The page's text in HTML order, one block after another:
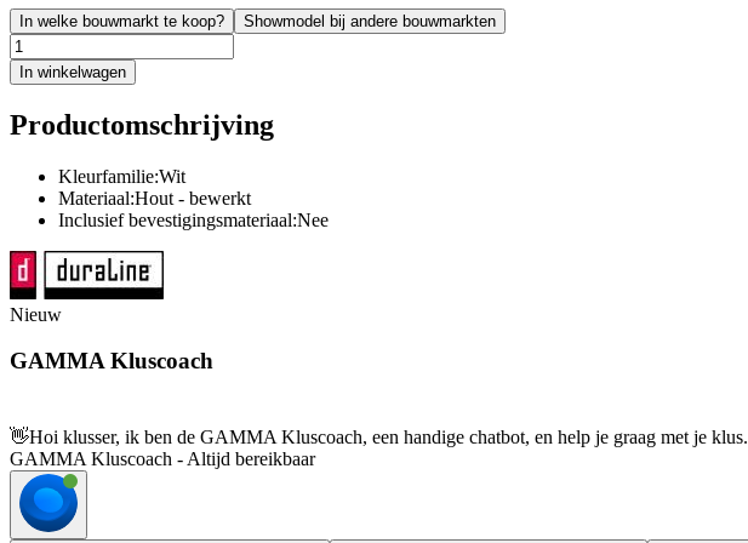
In welke bouwmarkt te koop? Showmodel bij andere bouwmarkten
In winkelwagen
Productomschrijving
Kleurfamilie:Wit
Materiaal:Hout - bewerkt
Inclusief bevestigingsmateriaal:Nee
Nieuw
GAMMA Kluscoach
👋Hoi klusser, ik ben de GAMMA Kluscoach, een handige chatbot, en help je graag met je klus.
GAMMA Kluscoach - Altijd bereikbaar